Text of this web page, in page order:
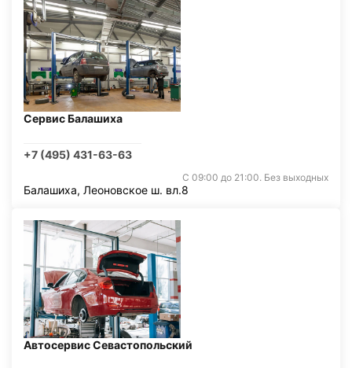
Сервис Балашиха
+7 (495) 431-63-63
С 09:00 до 21:00. Без выходных
Балашиха, Леоновское ш. вл.8
Автосервис Севастопольский